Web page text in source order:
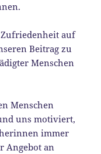
auf
Beitrag zu
Menschen
Menschen
uns motiviert,
immer
Angebot an